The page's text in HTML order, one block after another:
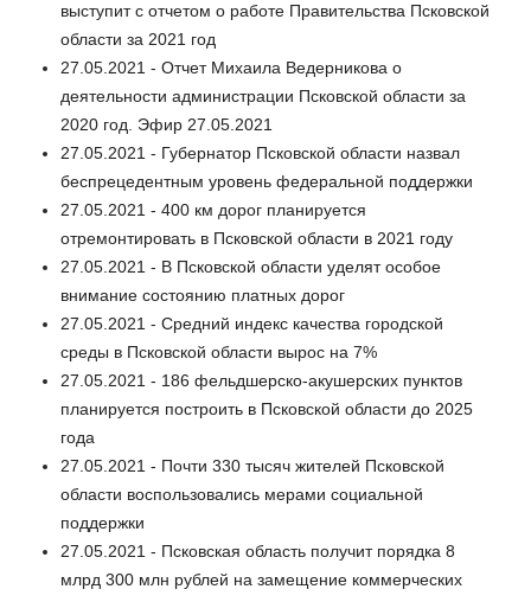
выступит с отчетом о работе Правительства Псковской
области за 2021 год
27.05.2021 - Отчет Михаила Ведерникова о
деятельности администрации Псковской области за
2020 год. Эфир 27.05.2021
27.05.2021 - Губернатор Псковской области назвал
беспрецедентным уровень федеральной поддержки
27.05.2021 - 400 км дорог планируется
отремонтировать в Псковской области в 2021 году
27.05.2021 - В Псковской области уделят особое
внимание состоянию платных дорог
27.05.2021 - Средний индекс качества городской
среды в Псковской области вырос на 7%
27.05.2021 - 186 фельдшерско-акушерских пунктов
планируется построить в Псковской области до 2025
года
27.05.2021 - Почти 330 тысяч жителей Псковской
области воспользовались мерами социальной
поддержки
27.05.2021 - Псковская область получит порядка 8
млрд 300 млн рублей на замещение коммерческих